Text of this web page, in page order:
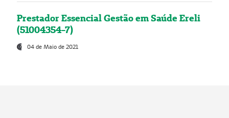
Prestador Essencial Gestão em Saúde Ereli
(51004354-7)
04 de Maio de 2021